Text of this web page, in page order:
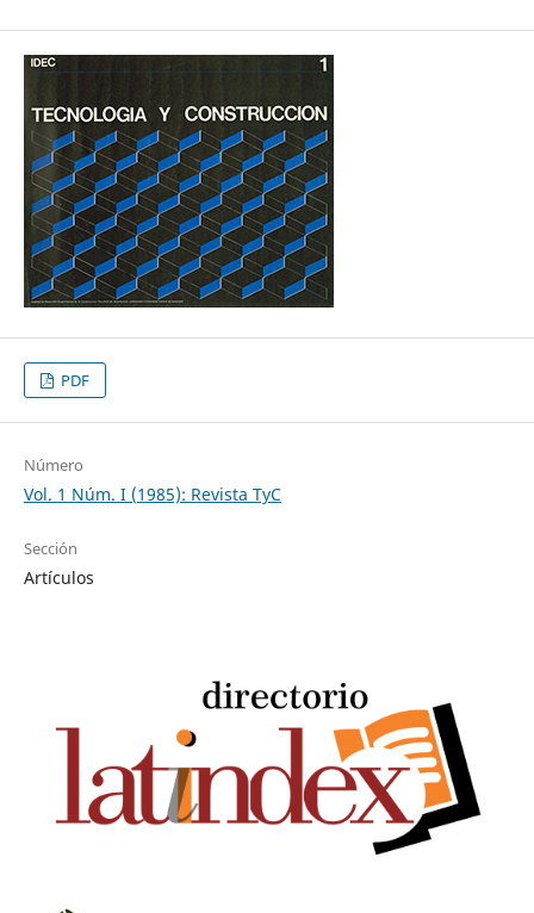
PDF
Número
Vol. 1 Núm. I (1985): Revista TyC
Sección
Artículos